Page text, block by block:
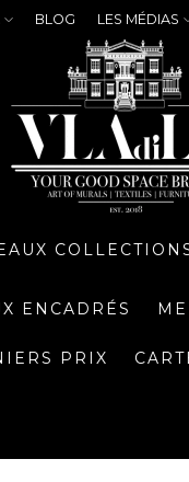
BLOG LES MÉDIAS
ENCADRÉS
PRIX